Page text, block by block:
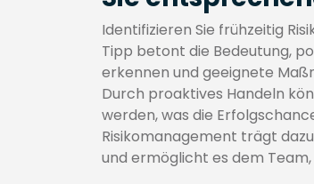
Identifizieren Sie frühzeitig
Tipp betont die Bedeutung,
erkennen und geeignete
Durch proaktives Handeln
werden, was die
Risikomanagement trägt
und ermöglicht es dem